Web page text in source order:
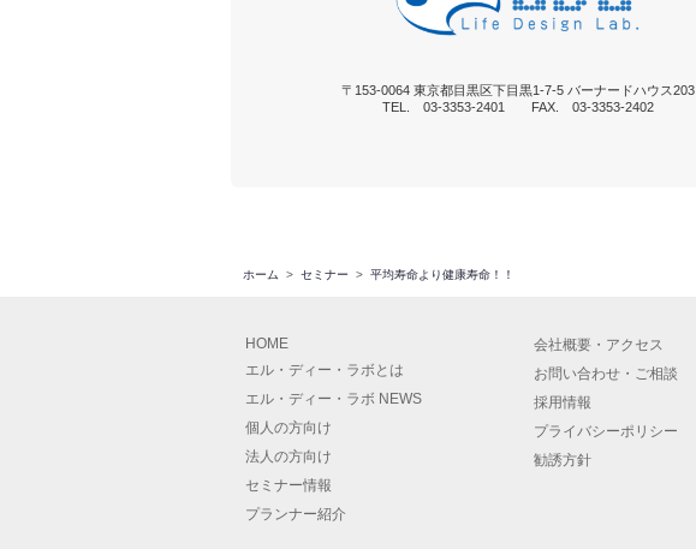
〒153-0064 東京都目黒区下目黒1-7-5 バーナードハウス203
TEL. 03-3353-2401 FAX. 03-3353-2402
ホーム セミナー 平均寿命より健康寿命！！
HOME
エル・ディー・ラボとは
エル・ディー・ラボ NEWS
個人の方向け
法人の方向け
セミナー情報
プランナー紹介
会社概要 ・ アクセス
お問い合わせ・ご相談
採用情報
プライバシーポリシー
勧誘方針